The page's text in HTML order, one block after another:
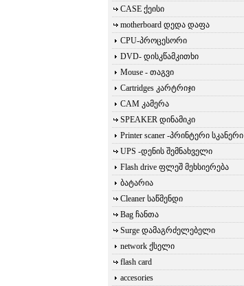
CASE ქეისი
motherboard დედა დაფა
CPU-პროცესორი
DVD- დისკწამკითხი
Mouse - თაგვი
Cartridges კარტრიჯი
CAM კამერა
SPEAKER დინამიკი
Printer scaner -პრინტერი სკანერი
UPS -დენის შემნახველი
Flash drive ფლეშ მეხსიერება
ბატარია
Cleaner საწმენდი
Bag ჩანთა
Surge დამაგრძელებელი
network ქსელი
flash card
accesories